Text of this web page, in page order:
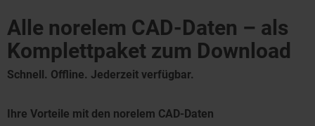
Alle norelem CAD-Daten – als
Komplettpaket zum Download
Schnell. Offline. Jederzeit verfügbar.
Ihre Vorteile mit den norelem CAD-Daten